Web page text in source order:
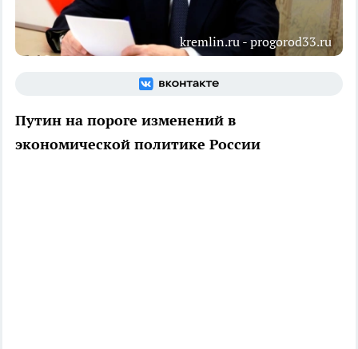
kremlin.ru - progorod33.ru
Путин на пороге изменений в
экономической политике России